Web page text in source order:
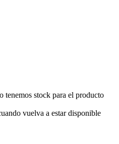
tenemos stock para el producto
vuelva a estar disponible